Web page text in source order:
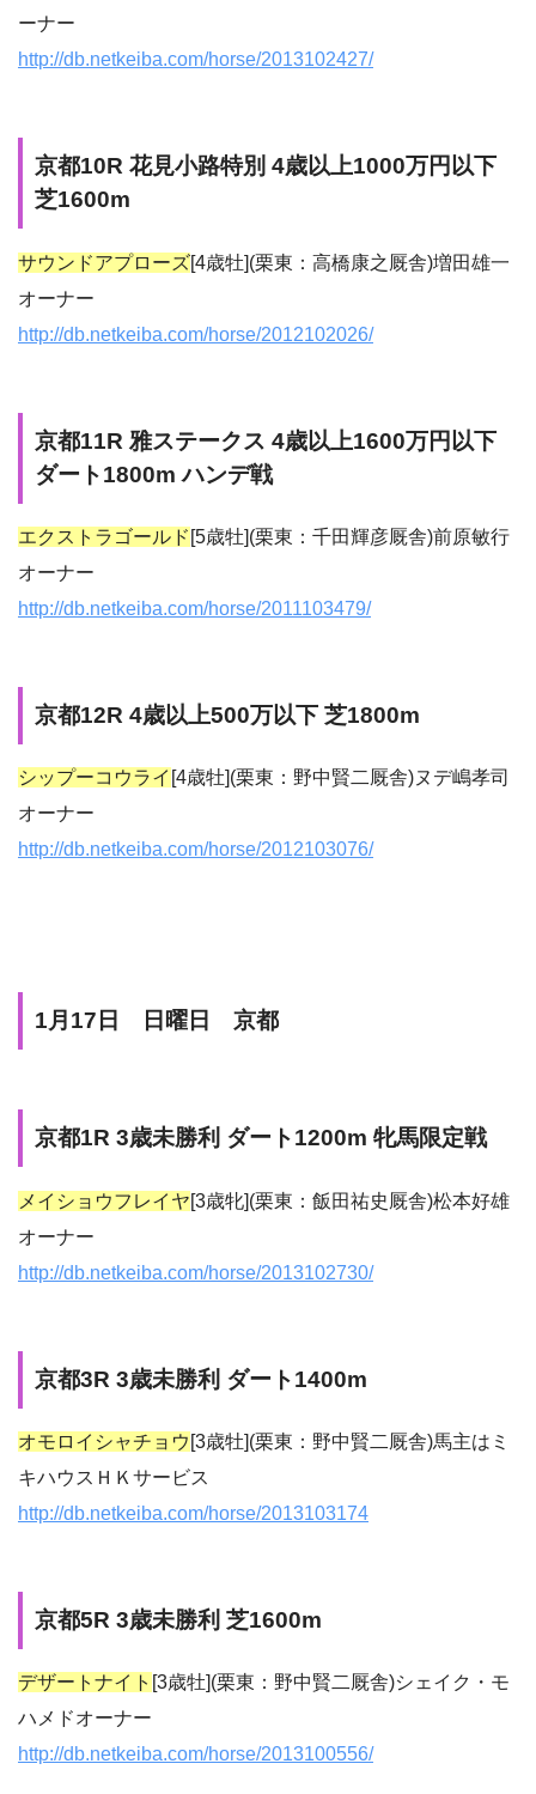
ーナー
http://db.netkeiba.com/horse/2013102427/
京都10R 花見小路特別 4歳以上1000万円以下
芝1600m
サウンドアプローズ[4歳牡](栗東：高橋康之厩舎)増田雄一
オーナー
http://db.netkeiba.com/horse/2012102026/
京都11R 雅ステークス 4歳以上1600万円以下
ダート1800m ハンデ戦
エクストラゴールド [5歳牡](栗東：千田輝彦厩舎)前原敏行
オーナー
http://db.netkeiba.com/horse/2011103479/
京都12R 4歳以上500万以下 芝1800m
シップーコウライ [4歳牡](栗東：野中賢二厩舎)ヌデ嶋孝司
オーナー
http://db.netkeiba.com/horse/2012103076/
1月17日 日曜日 京都
京都1R 3歳未勝利 ダート1200m 牝馬限定戦
メイショウフレイヤ[3歳牝](栗東：飯田祐史厩舎)松本好雄
オーナー
http://db.netkeiba.com/horse/2013102730/
京都3R 3歳未勝利 ダート1400m
オモロイシャチョウ [3歳牡](栗東：野中賢二厩舎)馬主はミ
キハウスＨＫサービス
http://db.netkeiba.com/horse/2013103174
京都5R 3歳未勝利 芝1600m
デザートナイト [3歳牡](栗東：野中賢二厩舎)シェイク・モ
ハメドオーナー
http://db.netkeiba.com/horse/2013100556/